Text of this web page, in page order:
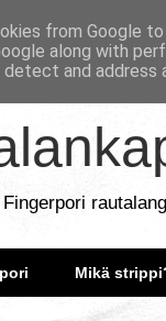
Mikä
from Google
along with
and address